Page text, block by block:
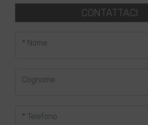
CONTATTACI
* Nome
Cognome
* Telefono